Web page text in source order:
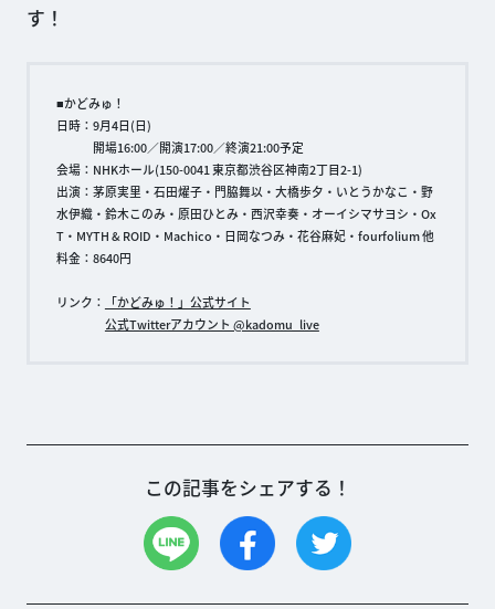
す！
■かどみゅ！
日時：9月4日(日)
開場16:00／開演17:00／終演21:00予定
会場：NHKホール(150-0041 東京都渋谷区神南2丁目2-1)
出演：茅原実里・石田燿子・門脇舞以・大橋歩夕・いとうかなこ・野
水伊織・鈴木このみ・原田ひとみ・西沢幸奏・オーイシマサヨシ・Ox
T・MYTH & ROID・Machico・日岡なつみ・花谷麻妃・fourfolium 他
料金：8640円
リンク：
「かどみゅ！」公式サイト
公式Twitterアカウント @kadomu_live
この記事をシェアする！